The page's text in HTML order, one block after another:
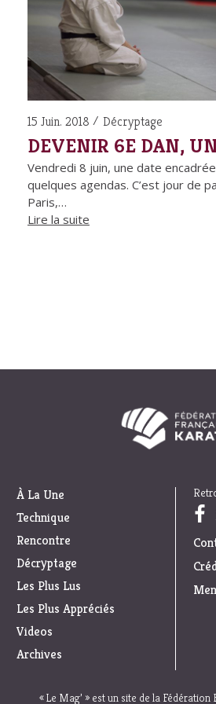
15 Juin. 2018 Décryptage
DEVENIR 6E DAN,
Vendredi 8 juin, une date
quelques agendas. C’est jour de
Paris,…
Lire la suite
À La Une
Technique
Rencontre
Décryptage
Les Plus Lus
Les Plus Appréciés
Videos
Archives
« Le Mag’ » est un site de la